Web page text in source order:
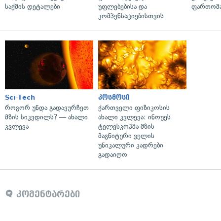
საქმის დეტალები
უფლებებისა და
კომპენსაციებისთვის
Sci-Tech
როგორ უნდა გადავურჩეთ
მზის სიკვდილს? — ახალი
კვლევა
კოსმოსი
ქართველი ფიზიკოსის
ახალი კვლევა: ინოუეს
ტელესკოპმა მზის
მაგნიტური ველის
უნიკალური კადრები
გადაიღო
კომენტარები